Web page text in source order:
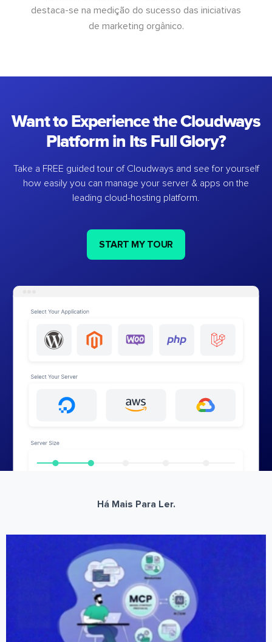
destaca-se na medição do sucesso das iniciativas
de marketing orgânico.
Want to Experience the Cloudways
Platform in Its Full Glory?
Take a FREE guided tour of Cloudways and see for yourself
how easily you can manage your server & apps on the
leading cloud-hosting platform.
START MY TOUR
Há Mais Para Ler.